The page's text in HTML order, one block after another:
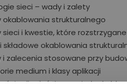
sieci – wady i zalety
okablowania strukturalnego
sieci i kwestie, które
składowe okablowania
i zalecenia stosowane przy
medium i klasy aplikacji